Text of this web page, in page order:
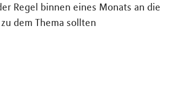
Regel binnen eines Monats an die
dem Thema sollten